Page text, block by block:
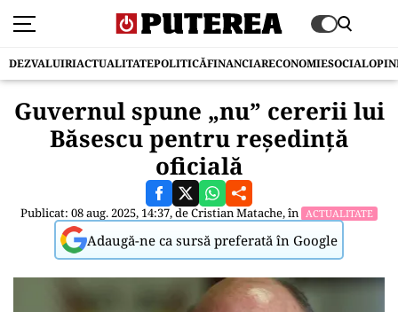
DEZVALUIRIACTUALITATEPOLITICĂFINANCIARECONOMIESOCIAL
Guvernul spune „nu” cererii lui
Băsescu pentru reședință
oficială
Publicat: 08 aug. 2025, 14:37, deCristian Matache, în ACTUALITATE
Adaugă-ne ca sursă preferată în Google